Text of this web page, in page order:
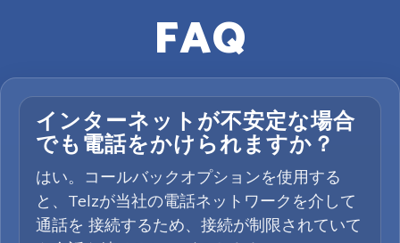
FAQ
インターネットが不安定な場合
でも電話をかけられますか？
はい。コールバックオプションを使用する
と、Telzが当社の電話ネットワークを介して
通話を 接続するため、接続が制限されていて